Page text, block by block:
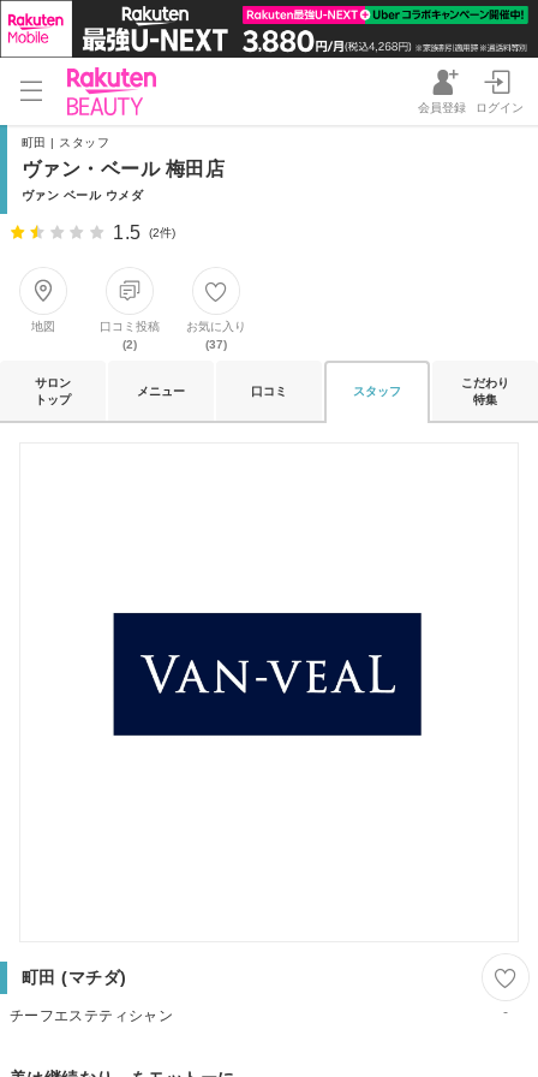
会員登録 ログイン
町田 | スタッフ
ヴァン・ベール 梅田店
ヴァン ベール ウメダ
1.5 (2件)
地図
口コミ投稿
(2)
お気に入り
(37)
サロン
トップ
メニュー 口コミ スタッフ
こだわり
特集
町田 (マチダ)
チーフエステティシャン -